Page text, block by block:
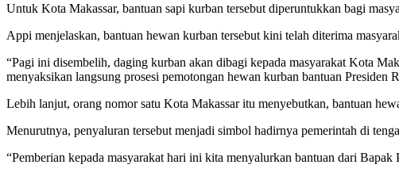
Untuk Kota Makassar, bantuan sapi kurban tersebut diperuntukkan bagi
Appi menjelaskan, bantuan hewan kurban tersebut kini telah diterima
“Pagi ini disembelih, daging kurban akan dibagi kepada masyarakat Kota
menyaksikan langsung prosesi pemotongan hewan kurban bantuan Presiden
Lebih lanjut, orang nomor satu Kota Makassar itu menyebutkan, bantuan
Menurutnya, penyaluran tersebut menjadi simbol hadirnya pemerintah di
“Pemberian kepada masyarakat hari ini kita menyalurkan bantuan dari